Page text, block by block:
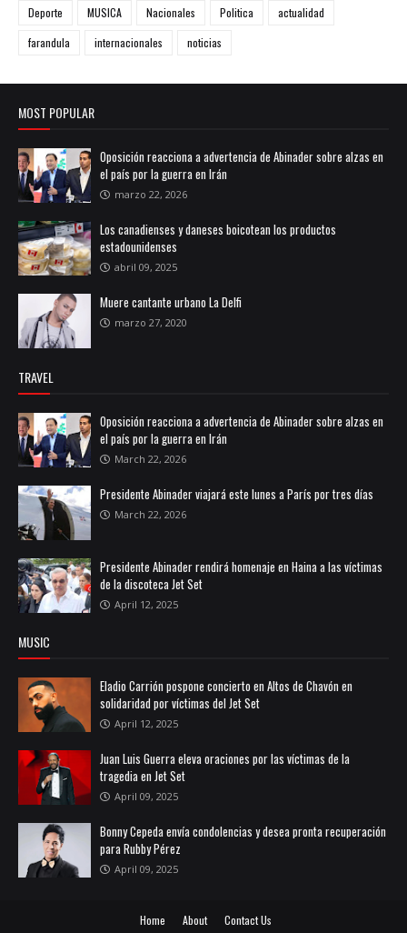
Deporte MUSICA Nacionales Politica
actualidad
farandula
internacionales noticias
MOST POPULAR
Oposición reacciona a advertencia de Abinader sobre alzas en
el país por la guerra en Irán
marzo 22, 2026
Los canadienses y daneses boicotean los productos
estadounidenses
abril 09, 2025
Muere cantante urbano La Delfi
marzo 27, 2020
TRAVEL
Oposición reacciona a advertencia de Abinader sobre alzas en
el país por la guerra en Irán
March 22, 2026
Presidente Abinader viajará este lunes a París por tres días
March 22, 2026
Presidente Abinader rendirá homenaje en Haina a las víctimas
de la discoteca Jet Set
April 12, 2025
MUSIC
Eladio Carrión pospone concierto en Altos de Chavón en
solidaridad por víctimas del Jet Set
April 12, 2025
Juan Luis Guerra eleva oraciones por las víctimas de la
tragedia en Jet Set
April 09, 2025
Bonny Cepeda envía condolencias y desea pronta recuperación
para Rubby Pérez
April 09, 2025
Home About Contact Us